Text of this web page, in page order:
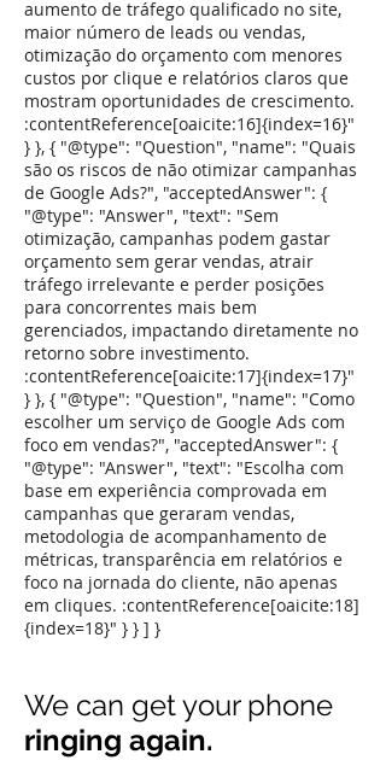
aumento de tráfego qualificado no site,
maior número de leads ou vendas,
otimização do orçamento com menores
custos por clique e relatórios claros que
mostram oportunidades de crescimento.
:contentReference[oaicite:16]{index=16}"
} }, { "@type": "Question", "name": "Quais
são os riscos de não otimizar campanhas
de Google Ads?", "acceptedAnswer": {
"@type": "Answer", "text": "Sem
otimização, campanhas podem gastar
orçamento sem gerar vendas, atrair
tráfego irrelevante e perder posições
para concorrentes mais bem
gerenciados, impactando diretamente no
retorno sobre investimento.
:contentReference[oaicite:17]{index=17}"
} }, { "@type": "Question", "name": "Como
escolher um serviço de Google Ads com
foco em vendas?", "acceptedAnswer": {
"@type": "Answer", "text": "Escolha com
base em experiência comprovada em
campanhas que geraram vendas,
metodologia de acompanhamento de
métricas, transparência em relatórios e
foco na jornada do cliente, não apenas
em cliques. :contentReference[oaicite:18]
{index=18}" } } ] }
We can get your phone
ringing again.